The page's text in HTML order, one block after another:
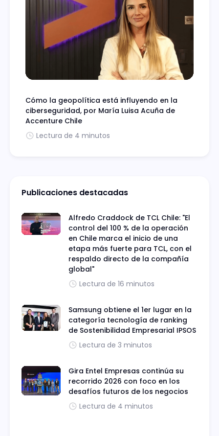
Cómo la geopolítica está influyendo en la
ciberseguridad, por María Luisa Acuña de
Accenture Chile
Lectura de 4 minutos
Publicaciones destacadas
Alfredo Craddock de TCL Chile: "El
control del 100 % de la operación
en Chile marca el inicio de una
etapa más fuerte para TCL, con el
respaldo directo de la compañía
global"
Lectura de 16 minutos
Samsung obtiene el 1er lugar en la
categoría tecnología de ranking
de Sostenibilidad Empresarial IPSOS
Lectura de 3 minutos
Gira Entel Empresas continúa su
recorrido 2026 con foco en los
desafíos futuros de los negocios
Lectura de 4 minutos